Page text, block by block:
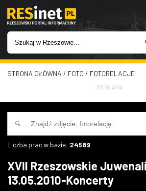
WIADOMOŚCI
INWESTYCJE
IMPREZY
W KINACH
STRONA GŁÓWNA / FOTO / FOTORELACJE
REKLAMA
Liczba prac w bazie: 24589
XVII Rzeszowskie
13.05.2010-Koncerty